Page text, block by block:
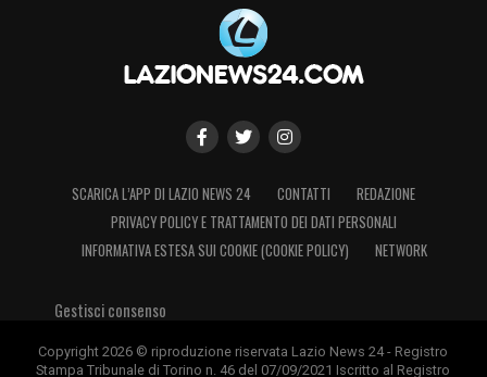
SCARICA L’APP DI LAZIO NEWS 24 CONTATTI
REDAZIONE
PRIVACY POLICY E TRATTAMENTO DEI DATI PERSONALI
INFORMATIVA ESTESA SUI COOKIE (COOKIE POLICY)
NETWORK
Gestisci consenso
Copyright 2026 © riproduzione riservata Lazio News 24 - Registro
Stampa Tribunale di Torino n. 46 del 07/09/2021 Iscritto al Registro